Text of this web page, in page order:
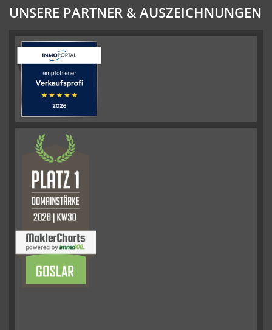
UNSERE PARTNER & AUSZEICHNUNGEN